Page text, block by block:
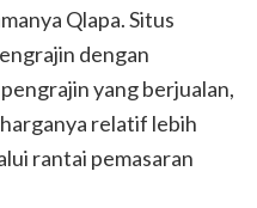
Qlapa. Situs
dengan
yang berjualan,
relatif lebih
rantai pemasaran